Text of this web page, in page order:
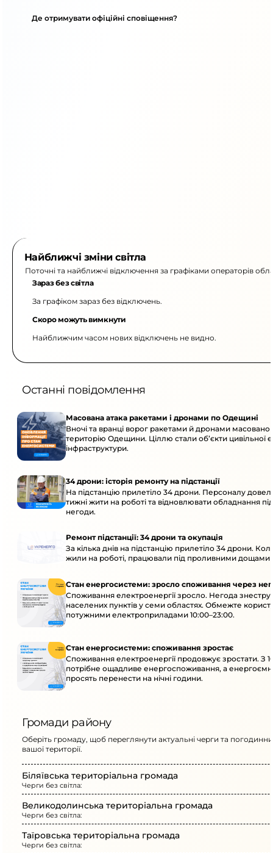
Де отримувати офіційні сповіщення?
Найближчі зміни світла
Поточні та найближчі відключення за графіками операторів
Зараз без світла
За графіком зараз без відключень.
Скоро можуть вимкнути
Найближчим часом нових відключень не видно.
Останні повідомлення
Масована атака ракетами і дронами по Одещині
Вночі та вранці ворог ракетами й дронами масовано
територію Одещини. Ціллю стали об’єкти цивільної
інфраструктури.
34 дрони: історія ремонту на підстанції
На підстанцію прилетіло 34 дрони. Персоналу
тижні жити на роботі та відновлювати обладнання під
негоди.
Ремонт підстанції: 34 дрони та окупація
За кілька днів на підстанцію прилетіло 34 дрони.
жили на роботі, працювали під проливними дощами
Стан енергосистеми: зросло споживання через
Споживання електроенергії зросло. Негода
населених пунктів у семи областях. Обмежте
потужними електроприладами 10:00–23:00.
Стан енергосистеми: споживання зростає
Споживання електроенергії продовжує зростати. З
потрібне ощадливе енергоспоживання, а
просять перенести на нічні години.
Громади району
Оберіть громаду, щоб переглянути актуальні черги та
вашої території.
Біляївська територіальна громада
Черги без світла:
Великодолинська територіальна громада
Черги без світла:
Таїровська територіальна громада
Черги без світла: